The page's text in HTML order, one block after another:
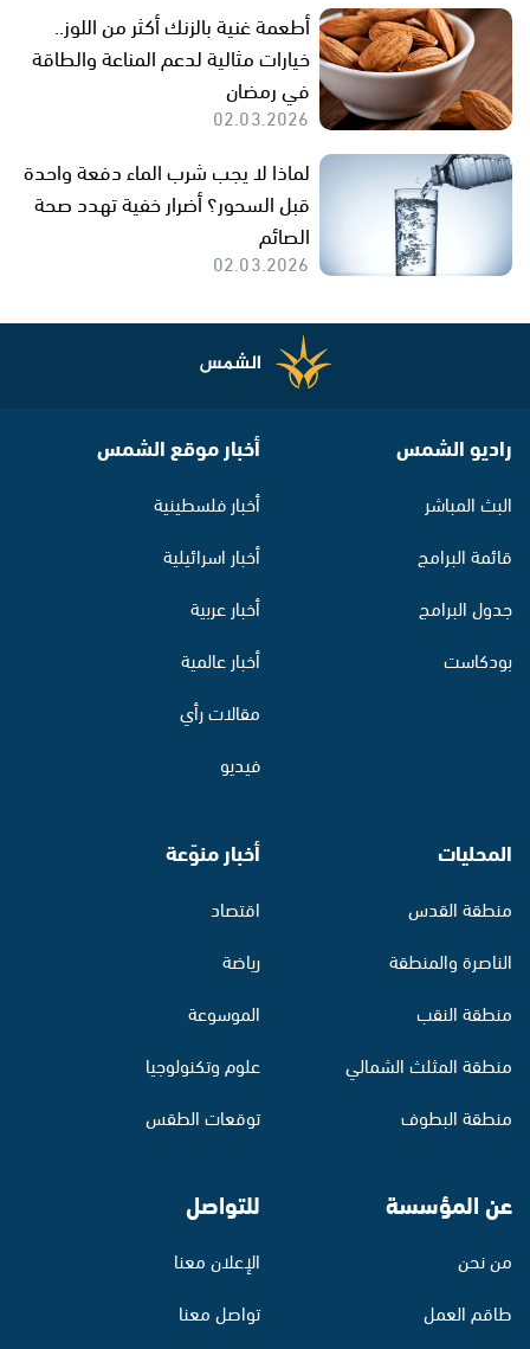
أطعمة غنية بالزنك أكثر من اللوز..
خيارات مثالية لدعم المناعة والطاقة
في رمضان
02.03.2026
لماذا لا يجب شرب الماء دفعة واحدة
قبل السحور؟ أضرار خفية تهدد صحة
الصائم
02.03.2026
راديو الشمس
البث المباشر
قائمة البرامج
جدول البرامج
بودكاست
أخبار موقع الشمس
أخبار فلسطينية
أخبار اسرائيلية
أخبار عربية
أخبار عالمية
مقالات رأي
فيديو
المحليات
منطقة القدس
الناصرة والمنطقة
منطقة النقب
منطقة المثلث الشمالي
منطقة البطوف
أخبار منوّعة
اقتصاد
رياضة
الموسوعة
علوم وتكنولوجيا
توقعات الطقس
عن المؤسسة
من نحن
طاقم العمل
للتواصل
الإعلان معنا
تواصل معنا